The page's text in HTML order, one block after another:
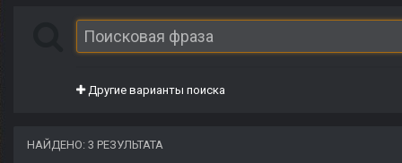
Другие варианты поиска
НАЙДЕНО: 3 РЕЗУЛЬТАТА